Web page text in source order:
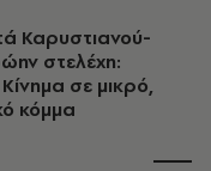
Καρυστιανού-
στελέχη:
σε μικρό,
κόμμα